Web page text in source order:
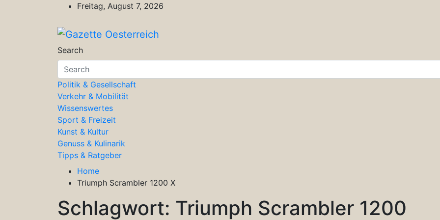
Freitag, August 7, 2026
Gazette Oesterreich
Magazin für Freizeit, Politik, Kultur & Wissenschaft
Search
Politik & Gesellschaft
Verkehr & Mobilität
Wissenswertes
Sport & Freizeit
Kunst & Kultur
Genuss & Kulinarik
Tipps & Ratgeber
Home
Triumph Scrambler 1200 X
Schlagwort: Triumph Scrambler 1200